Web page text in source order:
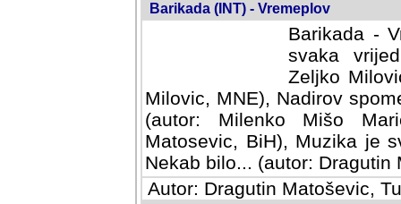
Barikada (INT) - Vremeplov
Barikada -
svaka
Milovic,
MNE), Nadirov spomenar
Milenko Mišo Maric, UK),
Muzika je svirala (autor:
(autor: Dragutin Matosevic,
Autor: Dragutin Matoševic,